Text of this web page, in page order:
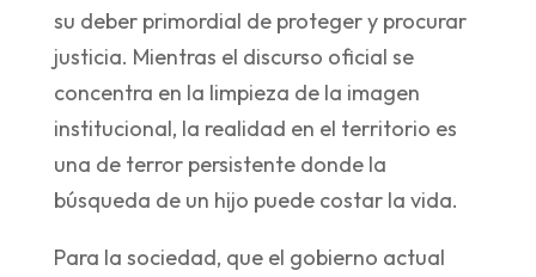
su deber primordial de proteger y procurar
justicia. Mientras el discurso oficial se
concentra en la limpieza de la imagen
institucional, la realidad en el territorio es
una de terror persistente donde la
búsqueda de un hijo puede costar la vida.
Para la sociedad, que el gobierno actual